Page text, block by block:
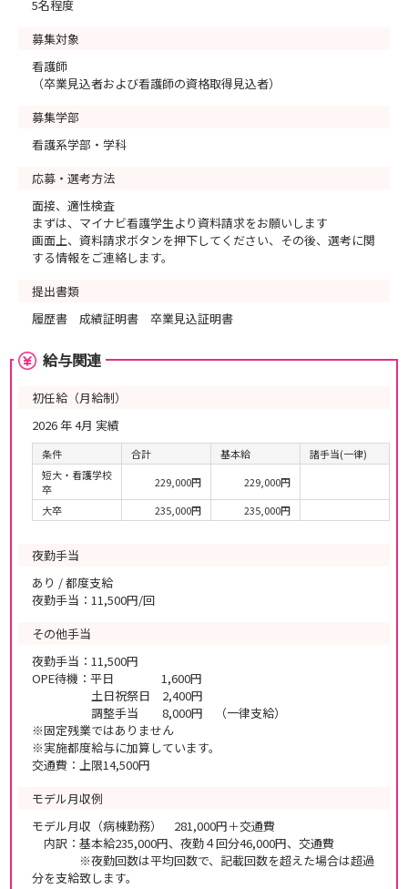
5名程度
募集対象
看護師
（卒業見込者および看護師の資格取得見込者）
募集学部
看護系学部・学科
応募・選考方法
面接、適性検査
まずは、マイナビ看護学生より資料請求をお願いします
画面上、資料請求ボタンを押下してください、その後、選考に関
する情報をご連絡します。
提出書類
履歴書 成績証明書 卒業見込証明書
給与関連
初任給（月給制）
2026 年 4月 実績
条件 合計 基本給
諸手当(一律)
短大・看護学校
卒
229,000円
229,000円
大卒
235,000円 235,000円
夜勤手当
あり / 都度支給
夜勤手当：11,500円/回
その他手当
夜勤手当：11,500円
OPE待機：平日 1,600円
土日祝祭日 2,400円
調整手当 8,000円 （一律支給）
※固定残業ではありません
※実施都度給与に加算しています。
交通費：上限14,500円
モデル月収例
モデル月収（病棟勤務） 281,000円＋交通費
内訳：基本給235,000円、夜勤４回分46,000円、交通費
※夜勤回数は平均回数で、記載回数を超えた場合は超過
分を支給致します。